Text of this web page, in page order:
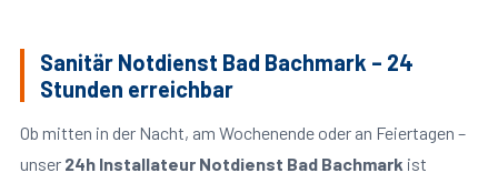
Sanitär Notdienst Bad Bachmark – 24
Stunden erreichbar
Ob mitten in der Nacht, am Wochenende oder an Feiertagen –
unser 24h Installateur Notdienst Bad Bachmark ist